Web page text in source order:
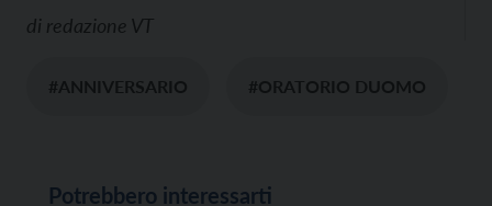
di redazione VT
#ANNIVERSARIO #ORATORIO DUOMO
Potrebbero interessarti